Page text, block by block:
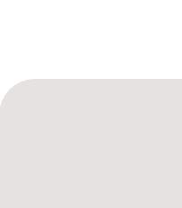
& SMILE Workout